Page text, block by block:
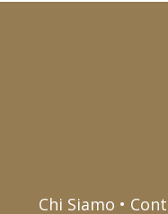
Chi Siamo •